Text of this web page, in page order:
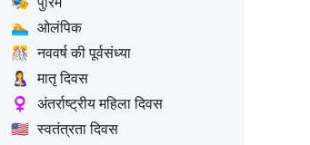
🏊 ओलंपिक
🎊 नववर्ष की पूर्वसंध्या
🤱
मातृ दिवस
♀️
अंतर्राष्ट्रीय महिला दिवस
🇺🇸 स्वतंत्रता दिवस